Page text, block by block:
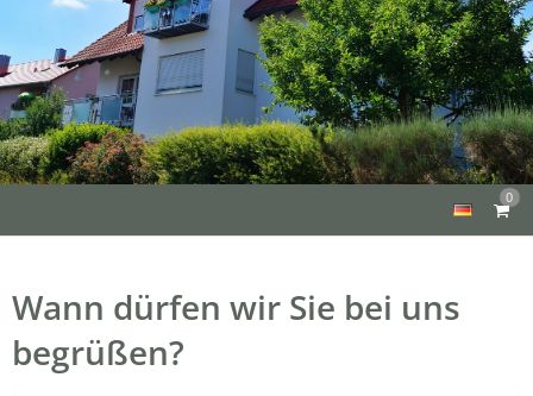
0
Wann dürfen wir Sie bei uns
begrüßen?